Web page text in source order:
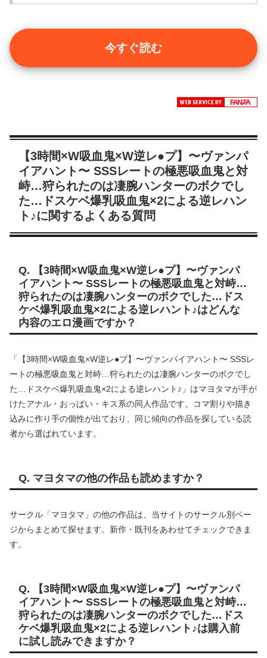
今すぐ読む
【3時間×W吸血鬼×W逆レ●プ】〜ヴァンパ
イアハント〜 SSSレートの極悪吸血鬼と対
峙…狩られたのは凄腕ハンターのボクでし
た…ドスケベ爆乳吸血鬼×2による逆レハン
ト♪に関するよくある質問
Q. 【3時間×W吸血鬼×W逆レ●プ】〜ヴァンパ
イアハント〜 SSSレートの極悪吸血鬼と対峙…
狩られたのは凄腕ハンターのボクでした…ドス
ケベ爆乳吸血鬼×2による逆レハント♪はどんな
内容のエロ漫画ですか？
「【3時間×W吸血鬼×W逆レ●プ】〜ヴァンパイアハント〜 SSSレ
ートの極悪吸血鬼と対峙…狩られたのは凄腕ハンターのボクでし
た…ドスケベ爆乳吸血鬼×2による逆レハント♪」はマヨタマが手が
けたアナル・おっぱい・キス系の同人作品です。コマ割りや描き
込みに作り手の個性が出ており、同じ傾向の作品を探している読
者から選ばれています。
Q. マヨタマの他の作品も読めますか？
サークル「マヨタマ」の他の作品は、当サイトのサークル別ペー
ジからまとめて探せます。新作・既刊をあわせてチェックできま
す。
Q. 【3時間×W吸血鬼×W逆レ●プ】〜ヴァンパ
イアハント〜 SSSレートの極悪吸血鬼と対峙…
狩られたのは凄腕ハンターのボクでした…ドス
ケベ爆乳吸血鬼×2による逆レハント♪は購入前
に試し読みできますか？